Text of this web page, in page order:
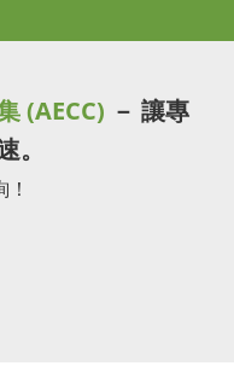
(AECC) － 讓專
。